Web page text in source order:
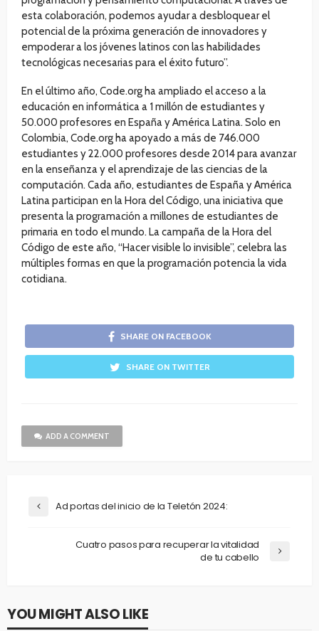
esta colaboración, podemos ayudar a desbloquear el
potencial de la próxima generación de innovadores y
empoderar a los jóvenes latinos con las habilidades
tecnológicas necesarias para el éxito futuro”.
En el último año, Code.org ha ampliado el acceso a la
educación en informática a 1 millón de estudiantes y
50.000 profesores en España y América Latina. Solo en
Colombia, Code.org ha apoyado a más de 746.000
estudiantes y 22.000 profesores desde 2014 para avanzar
en la enseñanza y el aprendizaje de las ciencias de la
computación. Cada año, estudiantes de España y América
Latina participan en la Hora del Código, una iniciativa que
presenta la programación a millones de estudiantes de
primaria en todo el mundo. La campaña de la Hora del
Código de este año, “Hacer visible lo invisible”, celebra las
múltiples formas en que la programación potencia la vida
cotidiana.
SHARE ON FACEBOOK
SHARE ON TWITTER
ADD A COMMENT
Ad portas del inicio de la Teletón 2024:
Cuatro pasos para recuperar la vitalidad
de tu cabello
YOU MIGHT ALSO LIKE